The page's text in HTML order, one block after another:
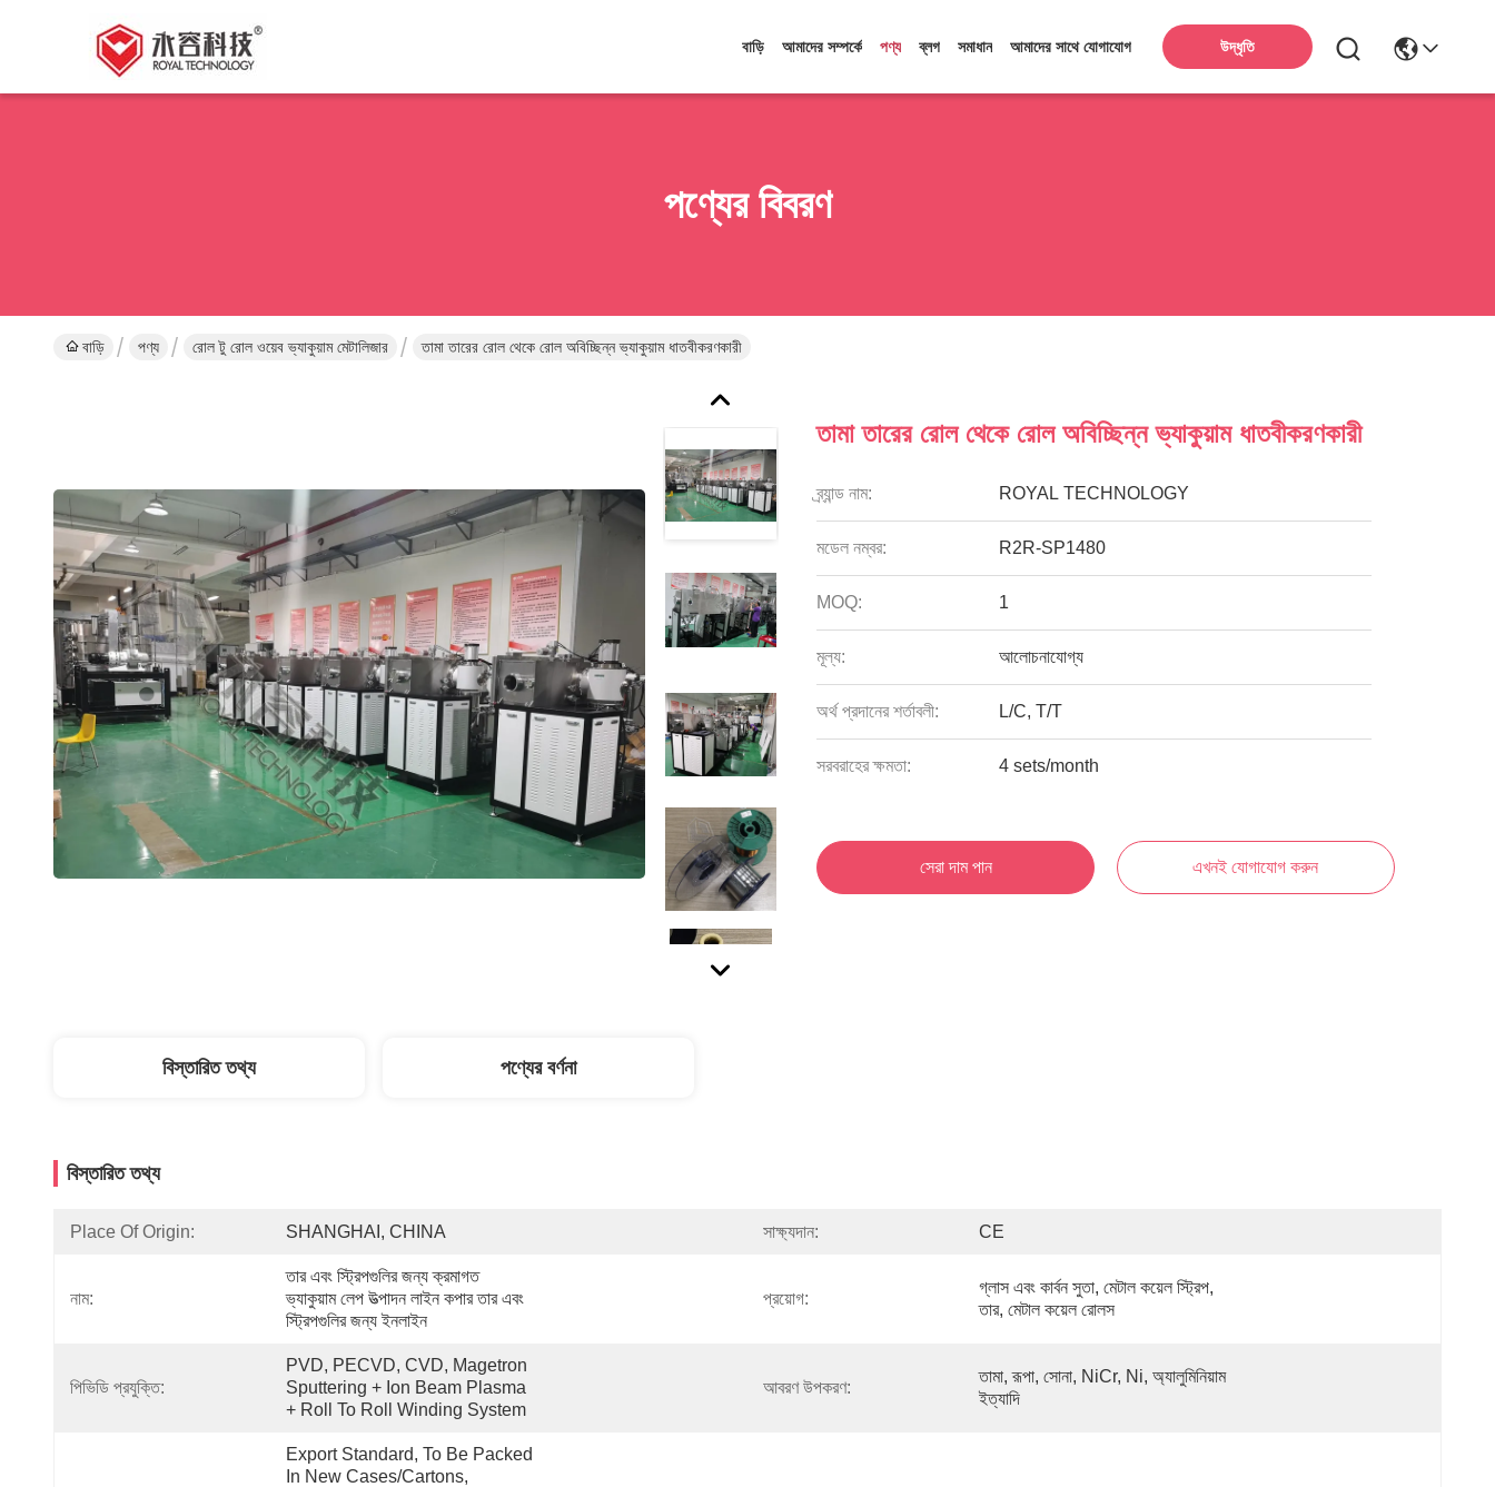
বাড়ি আমাদের সম্পর্কে পণ্য ব্লগ সমাধান আমাদের সাথে যোগাযোগ উদ্ধৃতি
পণ্যের বিবরণ
বাড়ি পণ্য রোল টু রোল ওয়েব ভ্যাকুয়াম মেটালিজার তামা তারের রোল থেকে রোল অবিচ্ছিন্ন ভ্যাকুয়াম ধাতবীকরণকারী
তামা তারের রোল থেকে রোল অবিচ্ছিন্ন ভ্যাকুয়াম ধাতবীকরণকারী
ব্র্যান্ড নাম: ROYAL TECHNOLOGY
মডেল নম্বর: R2R-SP1480
MOQ: 1
মূল্য: আলোচনাযোগ্য
অর্থ প্রদানের শর্তাবলী: L/C, T/T
সরবরাহের ক্ষমতা: 4 sets/month
সেরা দাম পান এখনই যোগাযোগ করুন
বিস্তারিত তথ্য পণ্যের বর্ণনা
বিস্তারিত তথ্য
Place Of Origin: SHANGHAI, CHINA সাক্ষ্যদান: CE
নাম:
তার এবং স্ট্রিপগুলির জন্য ক্রমাগত
ভ্যাকুয়াম লেপ উত্পাদন লাইন কপার তার এবং
স্ট্রিপগুলির জন্য ইনলাইন
প্রয়োগ:
গ্লাস এবং কার্বন সুতা, মেটাল কয়েল স্ট্রিপ,
তার, মেটাল কয়েল রোলস
পিভিডি প্রযুক্তি:
PVD, PECVD, CVD, Magetron
Sputtering + Ion Beam Plasma
+ Roll To Roll Winding System
আবরণ উপকরণ:
তামা, রূপা, সোনা, NiCr, Ni, অ্যালুমিনিয়াম
ইত্যাদি
Export Standard, To Be Packed
In New Cases/cartons,